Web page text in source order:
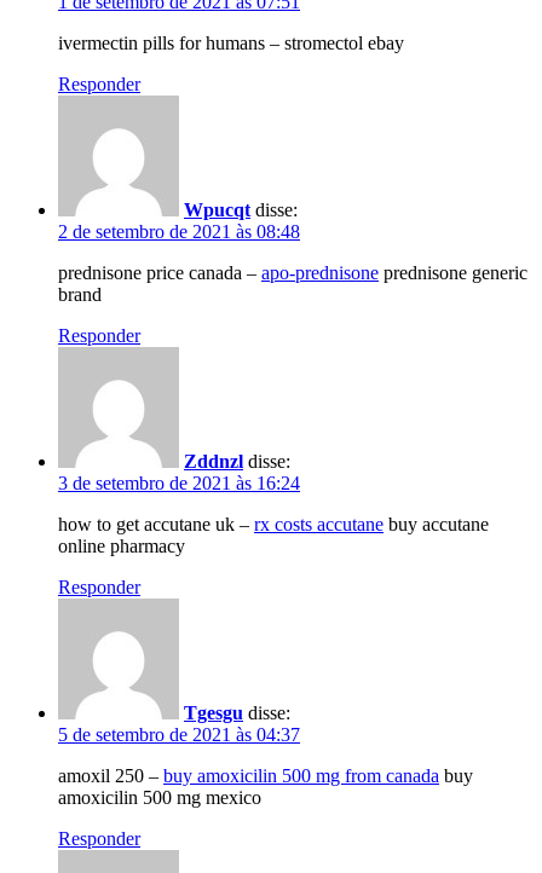
ivermectin pills for humans – stromectol ebay
Responder
Wpucqt disse:
2 de setembro de 2021 às 08:48
prednisone price canada – apo-prednisone prednisone generic
brand
Responder
Zddnzl disse:
3 de setembro de 2021 às 16:24
how to get accutane uk – rx costs accutane buy accutane
online pharmacy
Responder
Tgesgu disse:
5 de setembro de 2021 às 04:37
amoxil 250 – buy amoxicilin 500 mg from canada buy
amoxicilin 500 mg mexico
Responder